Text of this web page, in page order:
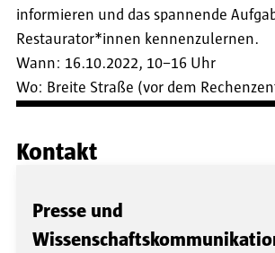
informieren und das spannende
Restaurator*innen kennenzulernen.
Wann: 16.10.2022, 10–16 Uhr
Wo: Breite Straße (vor dem
Kontakt
Presse und